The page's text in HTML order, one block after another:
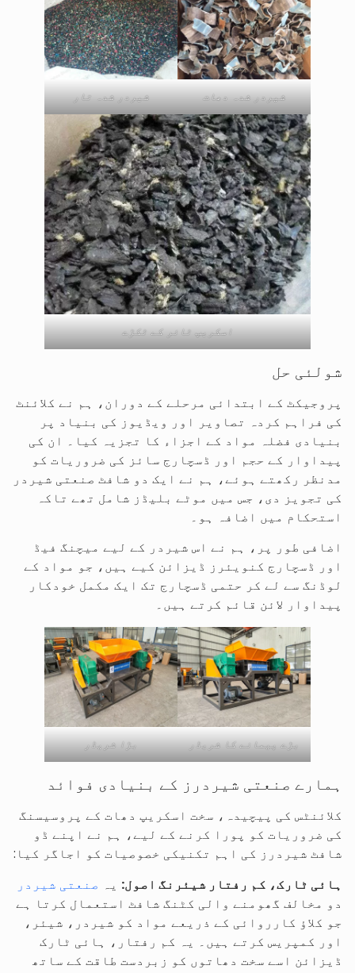
شیردر شدہ دھات شیردر شدہ تار
اسکریپ ٹائر کے ٹکڑے
شولئی حل
پروجیکٹ کے ابتدائی مرحلے کے دوران، ہم نے کلائنٹ
کی فراہم کردہ تصاویر اور ویڈیوز کی بنیاد پر
بنیادی فضلہ مواد کے اجزاء کا تجزیہ کیا۔ ان کی
پیداوار کے حجم اور ڈسچارج سائز کی ضروریات کو
مدنظر رکھتے ہوئے، ہم نے ایک دو شافٹ صنعتی شیردر
کی تجویز دی، جس میں موٹے بلیڈز شامل تھے تاکہ
استحکام میں اضافہ ہو۔
اضافی طور پر، ہم نے اس شیردر کے لیے میچنگ فیڈ
اور ڈسچارج کنویئرز ڈیزائن کیے ہیں، جو مواد کے
لوڈنگ سے لے کر حتمی ڈسچارج تک ایک مکمل خودکار
پیداوار لائن قائم کرتے ہیں۔
بڑے پیمانے کا شریڈر بڑا شریڈر
ہمارے صنعتی شیردرز کے بنیادی فوائد
کلائنٹس کی پیچیدہ، سخت اسکریپ دھات کے پروسیسنگ
کی ضروریات کو پورا کرنے کے لیے، ہم نے اپنے ڈو
شافٹ شیردرز کی اہم تکنیکی خصوصیات کو اجاگر کیا:
ہائی ٹارک، کم رفتار شیئرنگ اصول: یہ صنعتی شیردر
دو مخالف گھومنے والی کٹنگ شافٹ استعمال کرتا ہے
جو کلاؤ کارروائی کے ذریعے مواد کو شیردر، شیئر،
اور کمپریس کرتے ہیں۔ یہ کم رفتار، ہائی ٹارک
ڈیزائن اسے سخت دھاتوں کو زبردست طاقت کے ساتھ